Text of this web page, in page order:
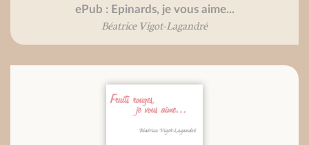
ePub : Epinards, je vous aime...
Béatrice Vigot-Lagandré